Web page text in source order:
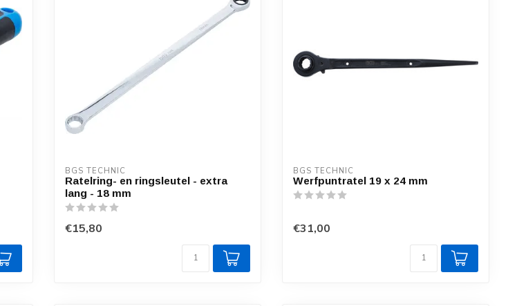
BGS TECHNIC
Ratelring- en ringsleutel - extra
lang - 18 mm
€15,80
BGS TECHNIC
Werfpuntratel 19 x 24 mm
€31,00